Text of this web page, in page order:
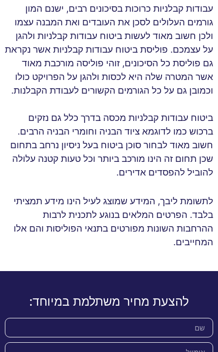
עבודות קבלניות כרוכות בסיכונים רבים, ישנם המון
גורמים העלולים לסכן את העובדים ואת המבנה עצמו
ולכן חשוב מאוד לעשות ביטוח עבודות קבלניות ולהגן
על עצמכם. פוליסת ביטוח עבודות קבלניות אשר נקראת
גם פוליסת כל הסיכונים, זוהי פוליסה מורכבת מאוד
אשר המטרה שלה היא לכסות ולהגן על הפרויקט כולו
וכמובן גם על כל הגורמים הקשורים לעבודת הקבלנות.
ביטוח עבודות קבלניות מכסה בדרך כלל גם נזקים
ברכוש כמו לדוגמא ציוד הבניה וחומרי הבניה הרבים.
חשוב מאוד לבחור סוכן ביטוח בעל ניסיון נרחב בתחום
שכן תחום זה הינו מורכב ביותר וכל טעות קטנה עלולה
להוביל להפסדים אדירים.
לתשומת ליבך, המידע שמוצג לעיל הינו מידע תמציתי
בלבד. הפרטים המלאים בנוגע לתכנית לרבות
ההרחבות השונות מפורטים בתנאי הפוליסות והם אלו
המחייבים.
להצעת מחיר משתלמת במיוחד: